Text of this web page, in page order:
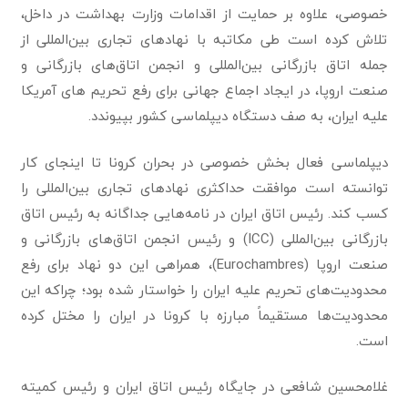
خصوصی، علاوه بر حمایت از اقدامات وزارت بهداشت در داخل،
تلاش کرده است طی مکاتبه با نهادهای تجاری بین‌المللی از
جمله اتاق بازرگانی بین‌المللی و انجمن اتاق‌های بازرگانی و
صنعت اروپا، در ایجاد اجماع جهانی برای رفع تحریم های آمریکا
علیه ایران، به صف دستگاه دیپلماسی کشور بپیوندد.
دیپلماسی فعال بخش خصوصی در بحران کرونا تا اینجای کار
توانسته است موافقت حداکثری نهادهای تجاری بین‌المللی را
کسب کند. رئیس اتاق ایران در نامه‌هایی جداگانه به رئیس اتاق
بازرگانی بین‌المللی (ICC) و رئیس انجمن اتاق‌های بازرگانی و
صنعت اروپا (Eurochambres)، همراهی این دو نهاد برای رفع
محدودیت‌های تحریم علیه ایران را خواستار شده بود؛ چراکه این
محدودیت‌ها مستقیماً مبارزه با کرونا در ایران را مختل کرده
است.
غلامحسین شافعی در جایگاه رئیس اتاق ایران و رئیس کمیته